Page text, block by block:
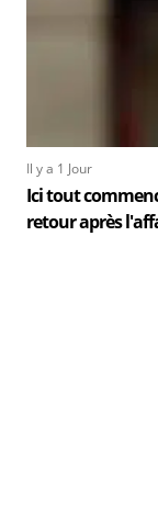
Il y a 1 Jour
Ici tout
retour après